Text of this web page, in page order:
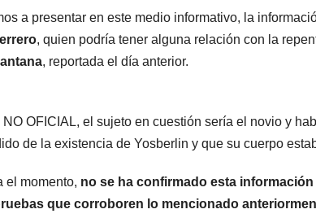
a presentar en este medio informativo, la
, quien podría tener alguna relación con la
, reportada el día anterior.
OFICIAL, el sujeto en cuestión sería el novio y
de la existencia de Yosberlin y que su cuerpo
el momento, no se ha confirmado esta
que corroboren lo mencionado